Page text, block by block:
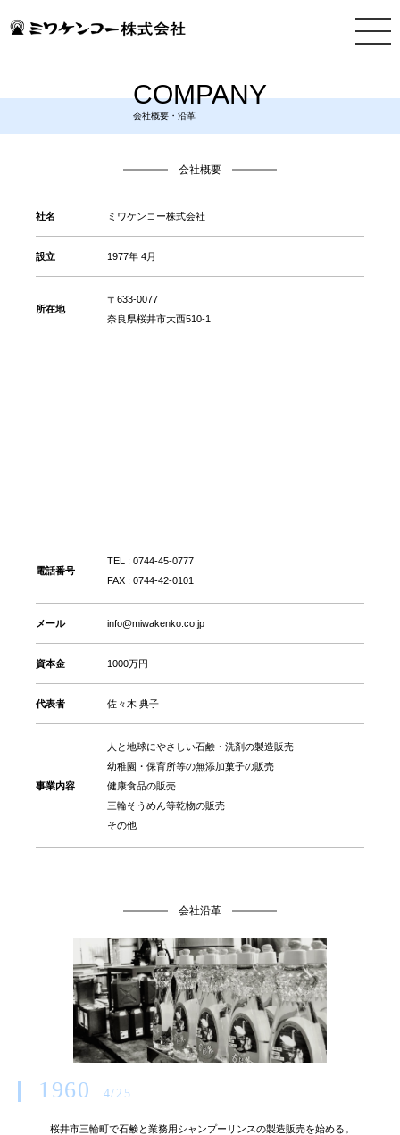
COMPANY
会社概要・沿革
会社概要
社名 ミワケンコー株式会社
設立 1977年 4月
所在地
〒633-0077
奈良県桜井市大西510-1
電話番号
TEL : 0744-45-0777
FAX : 0744-42-0101
メール info@miwakenko.co.jp
資本金 1000万円
代表者 佐々木 典子
事業内容
人と地球にやさしい石鹸・洗剤の製造販売
幼稚園・保育所等の無添加菓子の販売
健康食品の販売
三輪そうめん等乾物の販売
その他
会社沿革
1960 4/25
桜井市三輪町で石鹸と業務用シャンプーリンスの製造販売を始める。